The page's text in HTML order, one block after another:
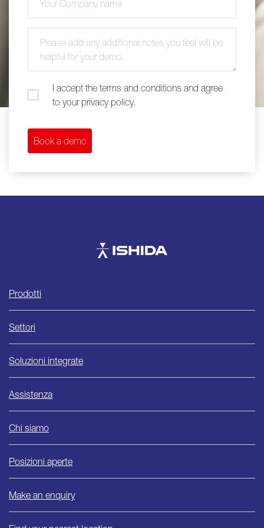
Additional comments
I accept the terms and conditions and agree to your
I accept the terms and conditions and agree
to your privacy policy.
Book a demo
Ishida
Prodotti
Settori
Soluzioni integrate
Assistenza
Chi siamo
Posizioni aperte
Make an enquiry